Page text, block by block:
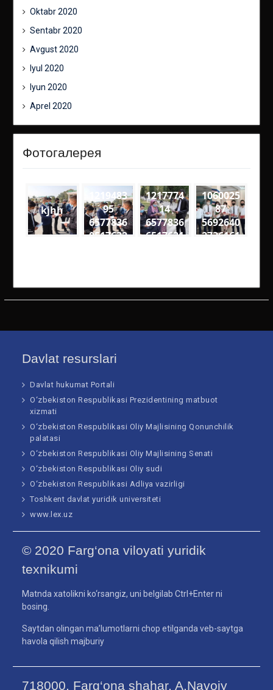
Oktabr 2020
Sentabr 2020
Avgust 2020
Iyul 2020
Iyun 2020
Aprel 2020
Фотогалерея
kjhh
1219483
95
6577836
0517632
5906 n
1217774
14
6577836
6517631
73813 n
1060025
87
5692640
2736161
99951 n
Davlat resurslari
Davlat hukumat Portali
O‘zbekiston Respublikasi Prezidentining matbuot
xizmati
O‘zbekiston Respublikasi Oliy Majlisining Qonunchilik
palatasi
O‘zbekiston Respublikasi Oliy Majlisining Senati
O‘zbekiston Respublikasi Oliy sudi
O‘zbekiston Respublikasi Adliya vazirligi
Toshkent davlat yuridik universiteti
www.lex.uz
© 2020 Farg‘ona viloyati yuridik
texnikumi
Matnda xatolikni ko‘rsangiz, uni belgilab Ctrl+Enter ni
bosing.
Saytdan olingan ma’lumotlarni chop etilganda veb-saytga
havola qilish majburiy
718000, Farg‘ona shahar, A.Navoiy